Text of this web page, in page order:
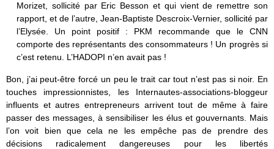
Morizet, sollicité par Eric Besson et qui vient de remettre son
rapport, et de l’autre, Jean-Baptiste Descroix-Vernier, sollicité par
l’Elysée. Un point positif : PKM recommande que le CNN
comporte des représentants des consommateurs ! Un progrès si
c’est retenu. L’HADOPI n’en avait pas !
Bon, j’ai peut-être forcé un peu le trait car tout n’est pas si noir. En
touches impressionnistes, les Internautes-associations-bloggeur
influents et autres entrepreneurs arrivent tout de même à faire
passer des messages, à sensibiliser les élus et gouvernants. Mais
l’on voit bien que cela ne les empêche pas de prendre des
décisions radicalement dangereuses pour les libertés